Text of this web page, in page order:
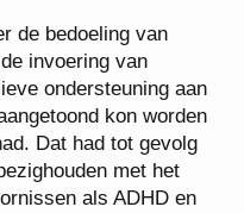
de bedoeling van
invoering van
ondersteuning aan
kon worden
Dat had tot gevolg
met het
als ADHD en